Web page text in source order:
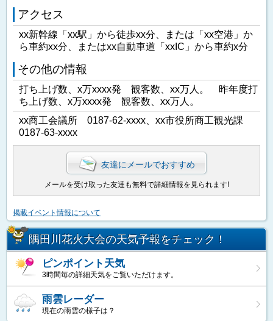
アクセス
xx新幹線「xx駅」から徒歩xx分、または「xx空港」か
ら車約xx分、またはxx自動車道「xxIC」から車約x分
その他の情報
打ち上げ数、x万xxxx発 観客数、xx万人。 昨年度打
ち上げ数、x万xxxx発 観客数、xx万人。
xx商工会議所 0187-62-xxxx、xx市役所商工観光課
0187-63-xxxx
友達にメールでおすすめ
メールを受け取った友達も無料で詳細情報を見られます!
掲載イベント情報について
隅田川花火大会の天気予報をチェック！
ピンポイント天気
3時間毎の詳細天気をご覧いただけます。
雨雲レーダー
現在の雨雲の様子は？